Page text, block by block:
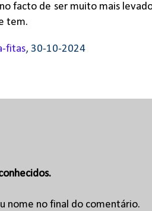
facto de ser muito mais
tem.
fitas, 30-10-2024
nome no final do comentário.